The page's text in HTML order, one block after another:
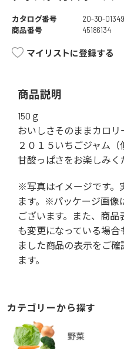
カタログ番号
20-30-01349
商品番号
45186134
マイリストに登録する
商品説明
150ｇ
おいしさそのままカロ
２０１５いちごジャム
甘酸っぱさをお楽しみく
※写真はイメージです。
ます。※パッケージ画像
ございます。また、商
も変更になっている場合
ました商品の表示をご
ます。
カテゴリーから探す